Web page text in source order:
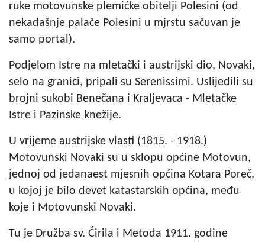
ruke motovunske plemićke obitelji Polesini (od
nekadašnje palače Polesini u mjrstu sačuvan je
samo portal).
Podjelom Istre na mletački i austrijski dio, Novaki,
selo na granici, pripali su Serenissimi. Uslijedili su
brojni sukobi Benečana i Kraljevaca - Mletačke
Istre i Pazinske knežije.
U vrijeme austrijske vlasti (1815. - 1918.)
Motovunski Novaki su u sklopu općine Motovun,
jednoj od jedanaest mjesnih općina Kotara Poreč,
u kojoj je bilo devet katastarskih općina, među
koje i Motovunski Novaki.
Tu je Družba sv. Ćirila i Metoda 1911. godine